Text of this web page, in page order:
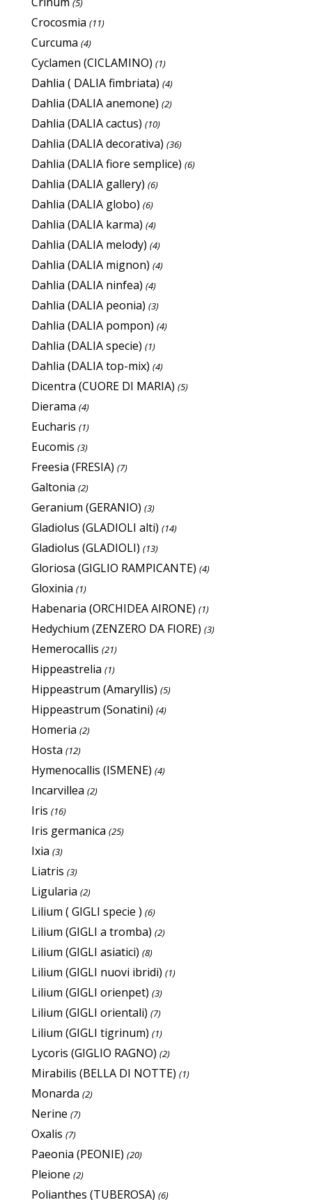
(5)
Crocosmia (11)
Curcuma (4)
Cyclamen (CICLAMINO) (1)
Dahlia ( DALIA fimbriata) (4)
Dahlia (DALIA anemone) (2)
Dahlia (DALIA cactus) (10)
Dahlia (DALIA decorativa) (36)
Dahlia (DALIA fiore semplice) (6)
Dahlia (DALIA gallery) (6)
Dahlia (DALIA globo) (6)
Dahlia (DALIA karma) (4)
Dahlia (DALIA melody) (4)
Dahlia (DALIA mignon) (4)
Dahlia (DALIA ninfea) (4)
Dahlia (DALIA peonia) (3)
Dahlia (DALIA pompon) (4)
Dahlia (DALIA specie) (1)
Dahlia (DALIA top-mix) (4)
Dicentra (CUORE DI MARIA) (5)
Dierama (4)
Eucharis (1)
Eucomis (3)
Freesia (FRESIA) (7)
Galtonia (2)
Geranium (GERANIO) (3)
Gladiolus (GLADIOLI alti) (14)
Gladiolus (GLADIOLI) (13)
Gloriosa (GIGLIO RAMPICANTE) (4)
Gloxinia (1)
Habenaria (ORCHIDEA AIRONE) (1)
Hedychium (ZENZERO DA FIORE) (3)
Hemerocallis (21)
Hippeastrelia (1)
Hippeastrum (Amaryllis) (5)
Hippeastrum (Sonatini) (4)
Homeria (2)
Hosta (12)
Hymenocallis (ISMENE) (4)
Incarvillea (2)
Iris (16)
Iris germanica (25)
Ixia (3)
Liatris (3)
Ligularia (2)
Lilium ( GIGLI specie ) (6)
Lilium (GIGLI a tromba) (2)
Lilium (GIGLI asiatici) (8)
Lilium (GIGLI nuovi ibridi) (1)
Lilium (GIGLI orienpet) (3)
Lilium (GIGLI orientali) (7)
Lilium (GIGLI tigrinum) (1)
Lycoris (GIGLIO RAGNO) (2)
Mirabilis (BELLA DI NOTTE) (1)
Monarda (2)
Nerine (7)
Oxalis (7)
Paeonia (PEONIE) (20)
Pleione (2)
Polianthes (TUBEROSA) (6)